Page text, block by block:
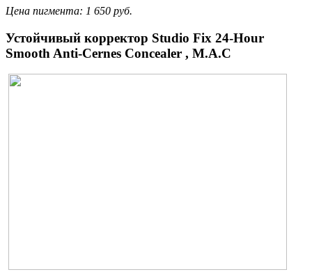
Цена пигмента: 1 650 руб.
Устойчивый корректор Studio Fix 24-Hour
Smooth Anti-Cernes Concealer , M.А.С